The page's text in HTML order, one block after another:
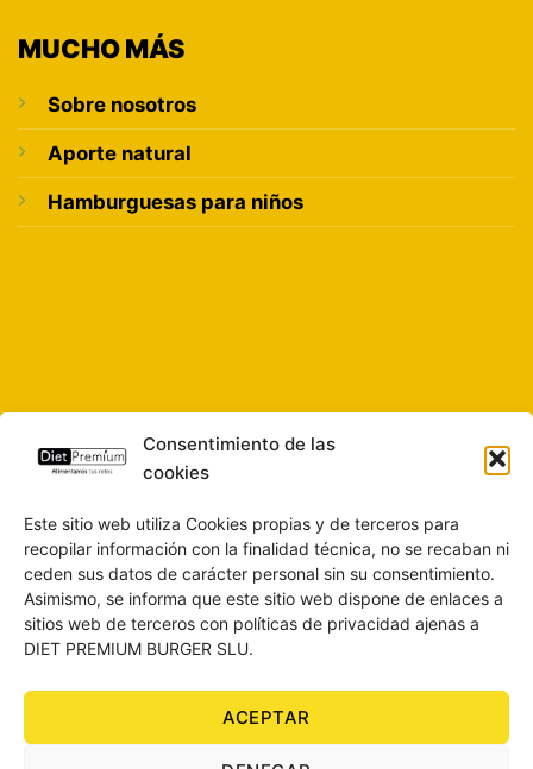
Consentimiento de las
cookies
Este sitio web utiliza Cookies propias y de terceros para
recopilar información con la finalidad técnica, no se recaban ni
ceden sus datos de carácter personal sin su consentimiento.
Asimismo, se informa que este sitio web dispone de enlaces a
sitios web de terceros con políticas de privacidad ajenas a
DIET PREMIUM BURGER SLU.
ACEPTAR
MUCHO MÁS
Sobre nosotros
Aporte natural
Hamburguesas para niños
CONTACTO